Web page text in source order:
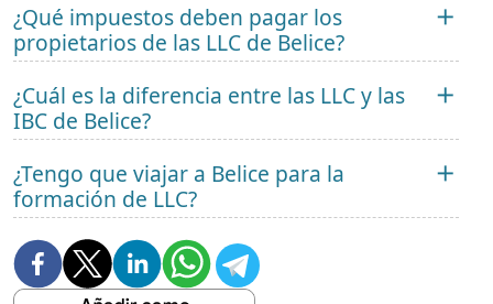
¿Qué impuestos deben pagar los
propietarios de las LLC de Belice?
¿Cuál es la diferencia entre las LLC y las
IBC de Belice?
¿Tengo que viajar a Belice para la
formación de LLC?